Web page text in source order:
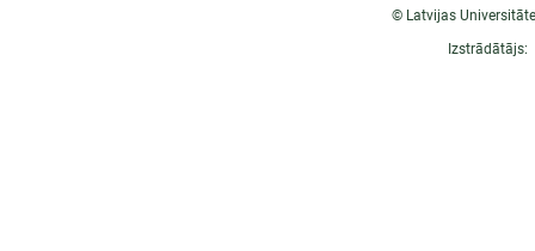
© Latvijas
Izstrādātājs: